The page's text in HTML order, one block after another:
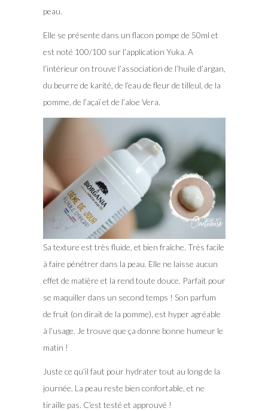
peau.
Elle se présente dans un flacon pompe de 50ml et
est noté 100/100 sur l’application Yuka. A
l’intérieur on trouve l’association de l’huile d’argan,
du beurre de karité, de l’eau de fleur de tilleul, de la
pomme, de l’açaï et de l’aloe Vera.
Sa texture est très fluide, et bien fraîche. Très facile
à faire pénétrer dans la peau. Elle ne laisse aucun
effet de matière et la rend toute douce. Parfait pour
se maquiller dans un second temps ! Son parfum
de fruit (on dirait de la pomme), est hyper agréable
à l’usage. Je trouve que ça donne bonne humeur le
matin !
Juste ce qu’il faut pour hydrater tout au long de la
journée. La peau reste bien confortable, et ne
tiraille pas. C’est testé et approuvé !